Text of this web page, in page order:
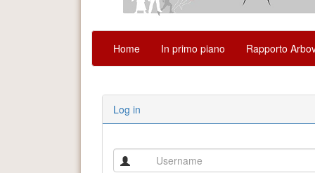
Home In primo piano Rapporto
Log in